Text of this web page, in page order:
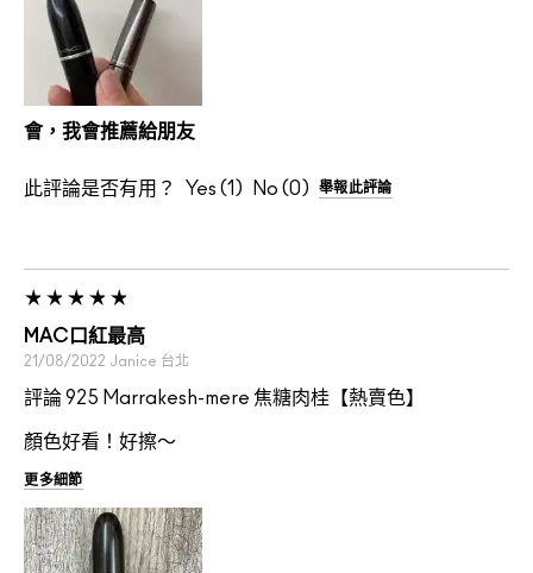
會，我會推薦給朋友
此評論是否有用？ 1 0 舉報此評論
MAC口紅最高
21/08/2022 Janice 台北
評論 925 Marrakesh-mere 焦糖肉桂【熱賣色】
顏色好看！好擦～
更多細節